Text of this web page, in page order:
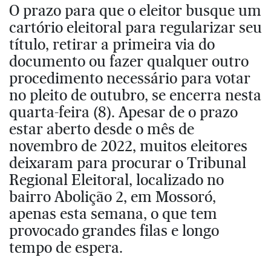
O prazo para que o eleitor busque um
cartório eleitoral para regularizar seu
título, retirar a primeira via do
documento ou fazer qualquer outro
procedimento necessário para votar
no pleito de outubro, se encerra nesta
quarta-feira (8). Apesar de o prazo
estar aberto desde o mês de
novembro de 2022, muitos eleitores
deixaram para procurar o Tribunal
Regional Eleitoral, localizado no
bairro Abolição 2, em Mossoró,
apenas esta semana, o que tem
provocado grandes filas e longo
tempo de espera.